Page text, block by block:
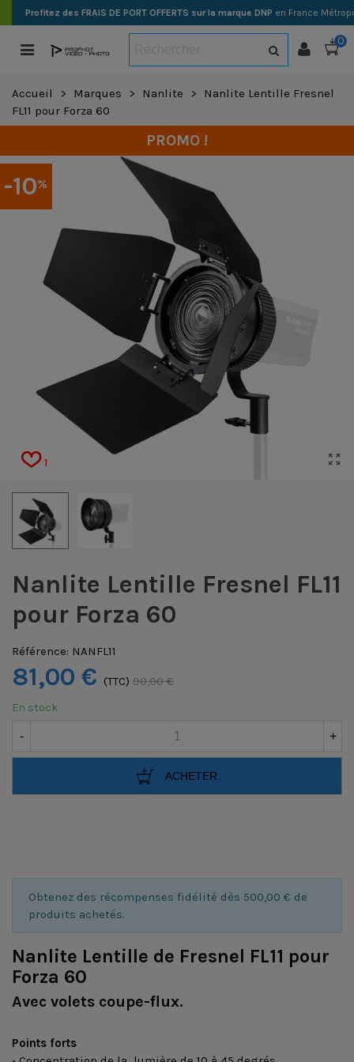
Profitez des FRAIS DE PORT OFFERTS sur la marque DNP en France
0
Accueil > Marques > Nanlite >
Nanlite Lentille Fresnel
FL11 pour Forza 60
-10%
PROMO !
1
Nanlite Lentille Fresnel FL11
pour Forza 60
Référence: NANFL11
81,00 € (TTC) 90,00 €
En stock
- +
ACHETER
Obtenez des récompenses fidélité dès 500,00 € de
produits achetés.
Nanlite Lentille de Fresnel FL11 pour
Forza 60
Avec volets coupe-flux.
Points forts